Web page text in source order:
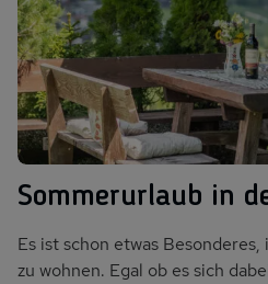
Tirol Sommer Hütte Terrasse
Sommerurlaub in
Es ist schon etwas Besonderes,
zu wohnen. Egal ob es sich